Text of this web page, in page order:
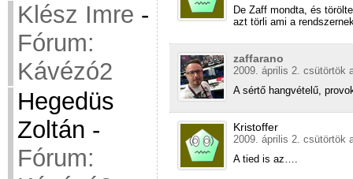
Klész Imre -
Fórum:
Kávézó2
Hegedüs
Zoltán -
Fórum:
De Zaff mondta, és
azt törli ami a
zaffarano
2009. április 2. csütörtök
A sértő hangvételű,
Kristoffer
2009. április 2. csütörtök
A tied is az….